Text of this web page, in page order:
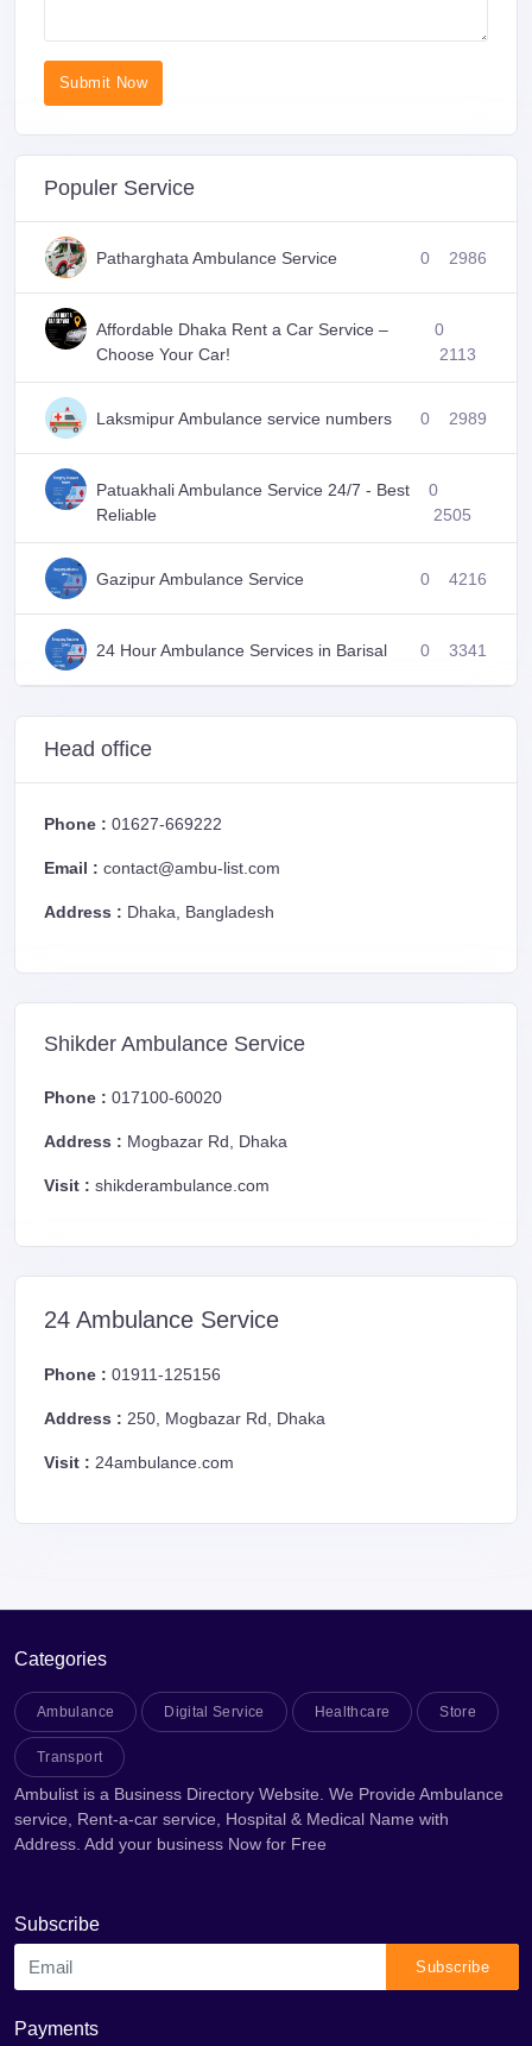
Submit Now
Populer Service
Patharghata Ambulance Service 0 2986
Affordable Dhaka Rent a Car Service –
Choose Your Car!
0
2113
Laksmipur Ambulance service numbers 0 2989
Patuakhali Ambulance Service 24/7 - Best
Reliable
0
2505
Gazipur Ambulance Service 0 4216
24 Hour Ambulance Services in Barisal 0 3341
Head office
Phone : 01627-669222
Email : contact@ambu-list.com
Address : Dhaka, Bangladesh
Shikder Ambulance Service
Phone : 017100-60020
Address : Mogbazar Rd, Dhaka
Visit : shikderambulance.com
24 Ambulance Service
Phone : 01911-125156
Address : 250, Mogbazar Rd, Dhaka
Visit : 24ambulance.com
Categories
Ambulance Digital Service Healthcare Store
Transport
Ambulist is a Business Directory Website. We Provide Ambulance
service, Rent-a-car service, Hospital & Medical Name with
Address. Add your business Now for Free
Subscribe
Subscribe
Payments